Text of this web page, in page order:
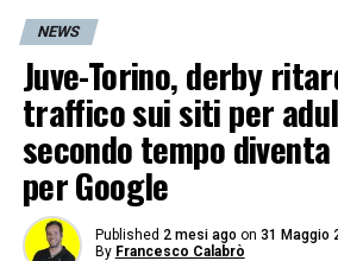
NEWS
Juve-Torino, derby
traffico sui siti per
secondo tempo
per Google
Published 2 mesi ago on 31 Maggio
By Francesco Calabrò